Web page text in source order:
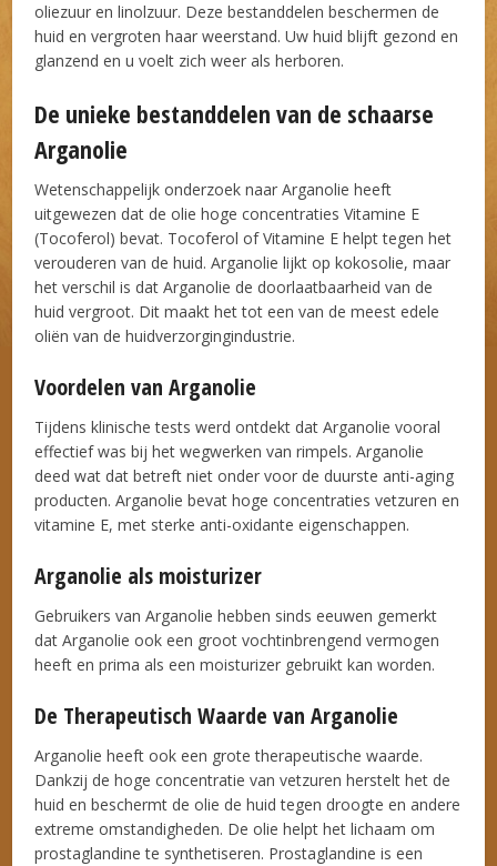
oliezuur en linolzuur. Deze bestanddelen beschermen de
huid en vergroten haar weerstand. Uw huid blijft gezond en
glanzend en u voelt zich weer als herboren.
De unieke bestanddelen van de schaarse
Arganolie
Wetenschappelijk onderzoek naar Arganolie heeft
uitgewezen dat de olie hoge concentraties Vitamine E
(Tocoferol) bevat. Tocoferol of Vitamine E helpt tegen het
verouderen van de huid. Arganolie lijkt op kokosolie, maar
het verschil is dat Arganolie de doorlaatbaarheid van de
huid vergroot. Dit maakt het tot een van de meest edele
oliën van de huidverzorgingindustrie.
Voordelen van Arganolie
Tijdens klinische tests werd ontdekt dat Arganolie vooral
effectief was bij het wegwerken van rimpels. Arganolie
deed wat dat betreft niet onder voor de duurste anti-aging
producten. Arganolie bevat hoge concentraties vetzuren en
vitamine E, met sterke anti-oxidante eigenschappen.
Arganolie als moisturizer
Gebruikers van Arganolie hebben sinds eeuwen gemerkt
dat Arganolie ook een groot vochtinbrengend vermogen
heeft en prima als een moisturizer gebruikt kan worden.
De Therapeutisch Waarde van Arganolie
Arganolie heeft ook een grote therapeutische waarde.
Dankzij de hoge concentratie van vetzuren herstelt het de
huid en beschermt de olie de huid tegen droogte en andere
extreme omstandigheden. De olie helpt het lichaam om
prostaglandine te synthetiseren. Prostaglandine is een